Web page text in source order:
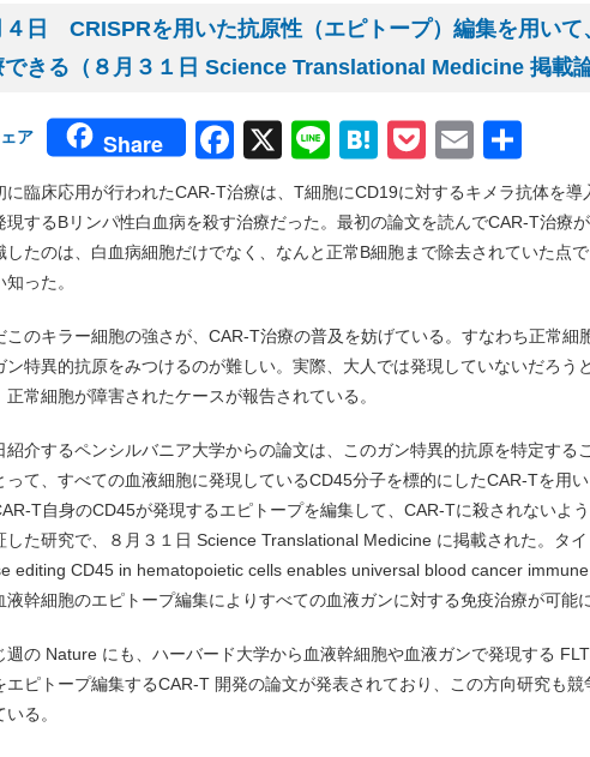
４日 CRISPRを用いた抗原性（エピトープ）編集を用いて
できる（８月３１日 Science Translational Medicine 掲載論
ア Share Facebook
X LineHatena
Pocket
Email
有
に臨床応用が行われたCAR-T治療は、T細胞にCD19に対するキメラ抗体を導
現するBリンパ性白血病を殺す治療だった。最初の論文を読んでCAR-T治療
したのは、白血病細胞だけでなく、なんと正常B細胞まで除去されていた点
知った。
このキラー細胞の強さが、CAR-T治療の普及を妨げている。すなわち正常細
ン特異的抗原をみつけるのが難しい。実際、大人では発現していないだろう
正常細胞が障害されたケースが報告されている。
紹介するペンシルバニア大学からの論文は、このガン特異的抗原を特定する
って、すべての血液細胞に発現しているCD45分子を標的にしたCAR-Tを用
T自身のCD45が発現するエピトープを編集して、CAR-Tに殺されないよ
した研究で、８月３１日 Science Translational Medicine に掲載された。タ
editing CD45 in hematopoietic cells enables universal blood cancer
液幹細胞のエピトープ編集によりすべての血液ガンに対する免疫治療が可能
週の Nature にも、ハーバード大学から血液幹細胞や血液ガンで発現する
エピトープ編集するCAR-T 開発の論文が発表されており、この方向研究も
いる。